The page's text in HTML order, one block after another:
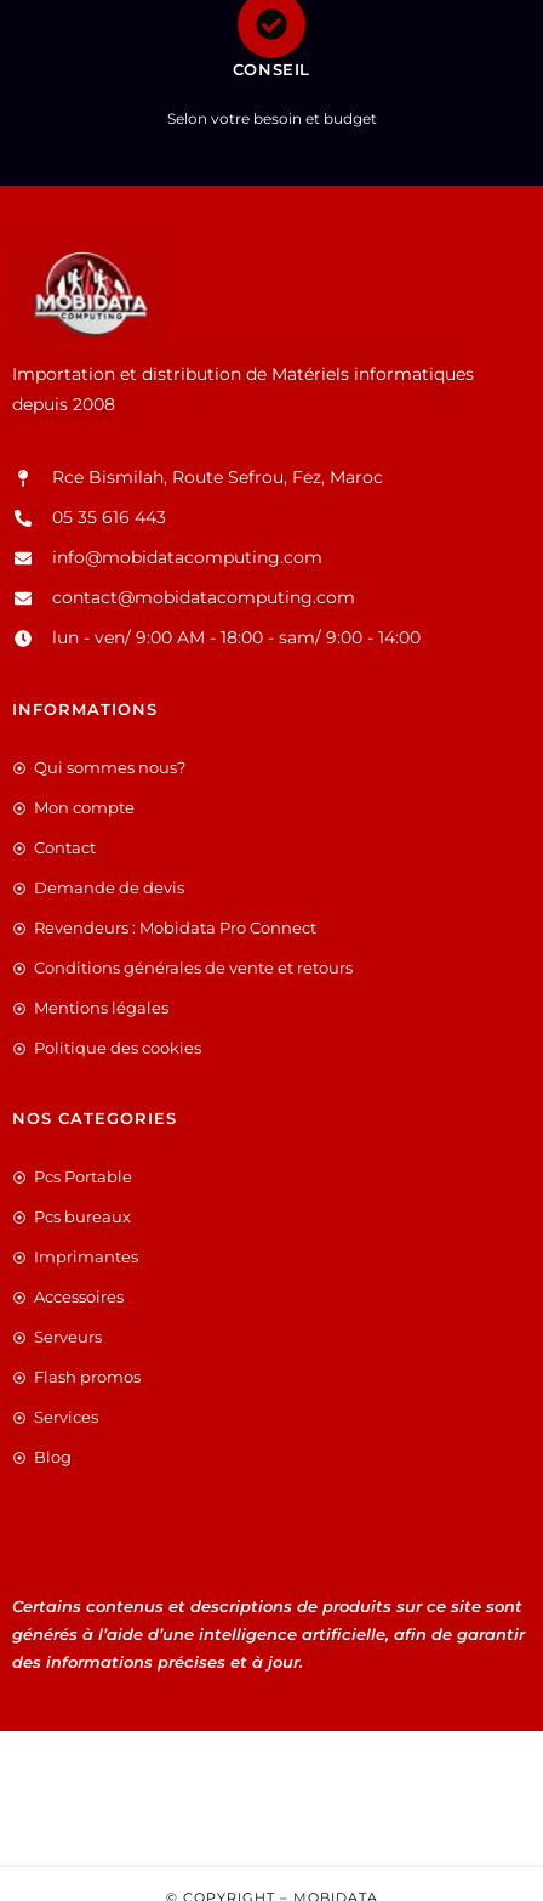
CONSEIL
Selon votre besoin et budget
Importation et distribution de Matériels informatiques
depuis 2008
Rce Bismilah, Route Sefrou, Fez, Maroc
05 35 616 443
info@mobidatacomputing.com
contact@mobidatacomputing.com
lun - ven/ 9:00 AM - 18:00 - sam/ 9:00 - 14:00
INFORMATIONS
Qui sommes nous?
Mon compte
Contact
Demande de devis
Revendeurs : Mobidata Pro Connect
Conditions générales de vente et retours
Mentions légales
Politique des cookies
NOS CATEGORIES
Pcs Portable
Pcs bureaux
Imprimantes
Accessoires
Serveurs
Flash promos
Services
Blog
Certains contenus et descriptions de produits sur ce site sont
générés à l’aide d’une intelligence artificielle, afin de garantir
des informations précises et à jour.